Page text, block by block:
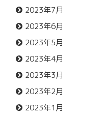
2023年7月
2023年6月
2023年5月
2023年4月
2023年3月
2023年2月
2023年1月